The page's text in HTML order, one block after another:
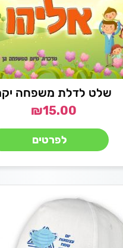
שלט לדלת משפחה
₪15.00
לפרטים